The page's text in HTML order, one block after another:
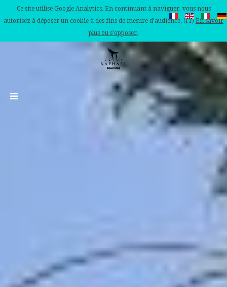
Ce site utilise Google Analytics. En continuant à naviguer, vous nous
autorisez à déposer un cookie à des fins de mesure d'audience. (IT) En savoir
plus ou s'opposer.